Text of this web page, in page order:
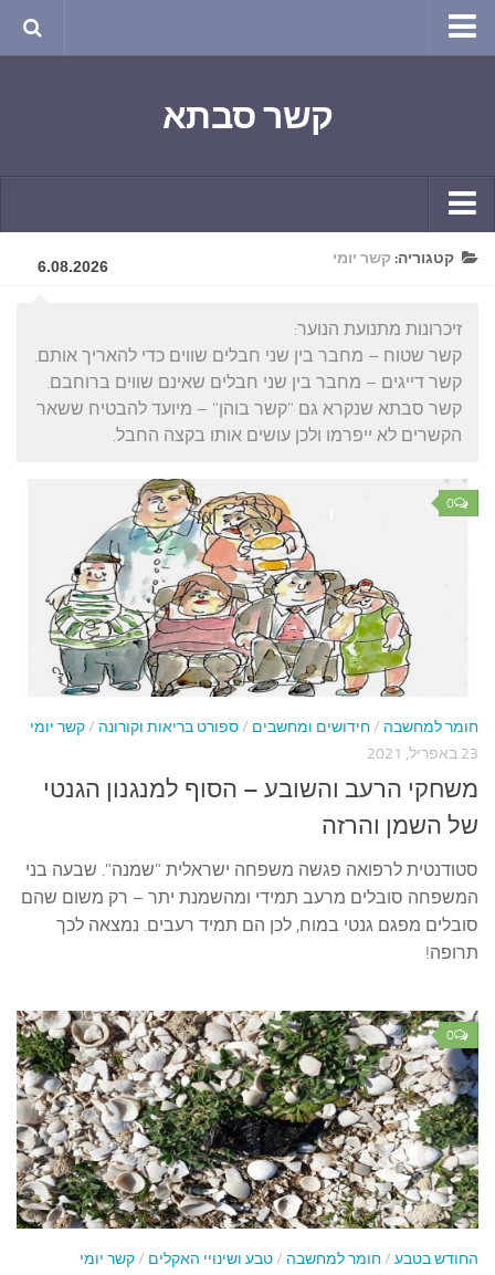
שירה
חגים ומועדים
ספורט בריאות וקורונה
ארכיון מאמרים
בישול ואפייה
עצות סבתא
קשר משפחתי
כתבו אלינו
קשר סבתא
קשר יומי
תחביבים
גרפיטי
נוסטלגיה
סרטים מומלצים
קטגוריה: קשר יומי 6.08.2026
זיכרונות מתנועת הנוער:
קשר שטוח – מחבר בין שני חבלים שווים כדי להאריך אותם.
קשר דייגים – מחבר בין שני חבלים שאינם שווים ברוחבם.
קשר סבתא שנקרא גם "קשר בוהן" – מיועד להבטיח ששאר
הקשרים לא ייפרמו ולכן עושים אותו בקצה החבל.
0
חומר למחשבה /חידושים ומחשבים /ספורט בריאות וקורונה /קשר יומי
23 באפריל, 2021
משחקי הרעב והשובע – הסוף למנגנון הגנטי
של השמן והרזה
סטודנטית לרפואה פגשה משפחה ישראלית "שמנה". שבעה בני
המשפחה סובלים מרעב תמידי ומהשמנת יתר – רק משום שהם
סובלים מפגם גנטי במוח, לכן הם תמיד רעבים. נמצאה לכך
תרופה!
0
החודש בטבע /חומר למחשבה /טבע ושינויי האקלים /קשר יומי